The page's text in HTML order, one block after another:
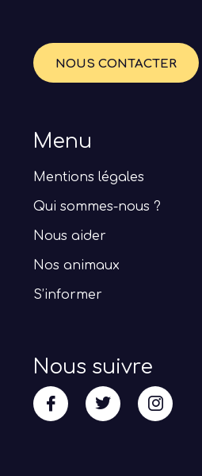
NOUS CONTACTER
Menu
Mentions légales
Qui sommes-nous ?
Nous aider
Nos animaux
S’informer
Nous suivre